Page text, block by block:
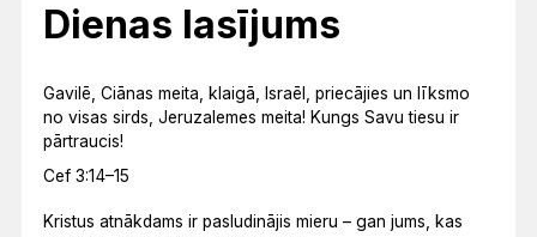
Dienas lasījums
Gavilē, Ciānas meita, klaigā, Israēl, priecājies un līksmo
no visas sirds, Jeruzalemes meita! Kungs Savu tiesu ir
pārtraucis!
Cef 3:14–15
Kristus atnākdams ir pasludinājis mieru – gan jums, kas